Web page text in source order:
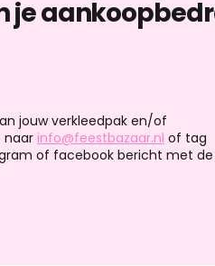
je
jouw verkleedpak en/of
naar info@feestbazaar.nl of tag
of facebook bericht met de